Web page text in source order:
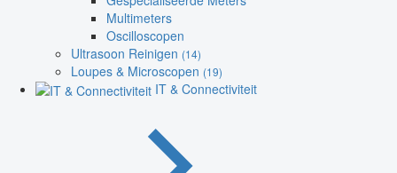
Multimeters
Oscilloscopen
Ultrasoon Reinigen (14)
Loupes & Microscopen (19)
IT & Connectiviteit